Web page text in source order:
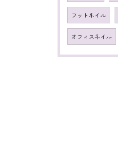
フットネイル
オフィスネイル